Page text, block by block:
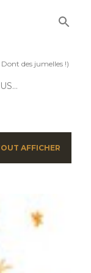
des jumelles !)
AFFICHER